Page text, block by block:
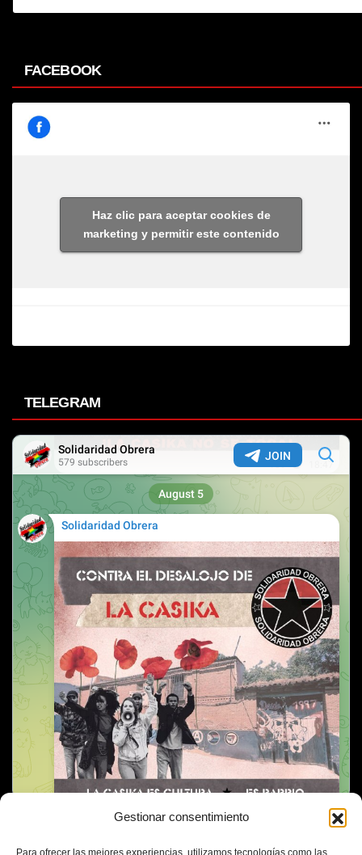
Gestionar consentimiento
Para ofrecer las mejores experiencias, utilizamos tecnologías como las
FACEBOOK
Haz clic para aceptar cookies de
marketing y permitir este contenido
TELEGRAM